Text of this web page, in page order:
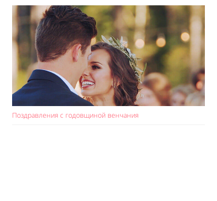
Поздравления с годовщиной венчания